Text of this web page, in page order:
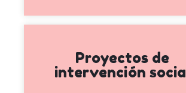
Proyectos de
intervención